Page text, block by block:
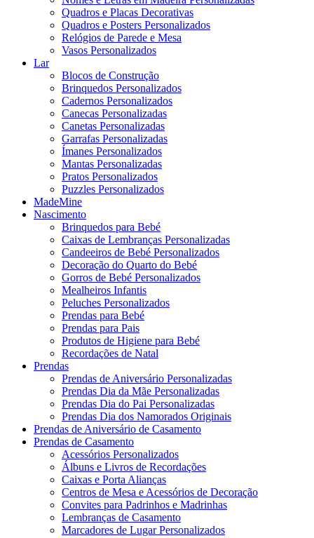
Quadros e Placas Decorativas
Quadros e Posters Personalizados
Relógios de Parede e Mesa
Vasos Personalizados
Lar
Blocos de Construção
Brinquedos Personalizados
Cadernos Personalizados
Canecas Personalizadas
Canetas Personalizadas
Garrafas Personalizadas
Ímanes Personalizados
Mantas Personalizadas
Pratos Personalizados
Puzzles Personalizados
MadeMine
Nascimento
Brinquedos para Bebé
Caixas de Lembranças Personalizadas
Candeeiros de Bebé Personalizados
Decoração do Quarto do Bebé
Gorros de Bebé Personalizados
Mealheiros Infantis
Peluches Personalizados
Prendas para Bebé
Prendas para Pais
Produtos de Higiene para Bebé
Recordações de Natal
Prendas
Prendas de Aniversário Personalizadas
Prendas Dia da Mãe Personalizadas
Prendas Dia do Pai Personalizadas
Prendas Dia dos Namorados Originais
Prendas de Aniversário de Casamento
Prendas de Casamento
Acessórios Personalizados
Álbuns e Livros de Recordações
Caixas e Porta Alianças
Centros de Mesa e Acessórios de Decoração
Convites para Padrinhos e Madrinhas
Lembranças de Casamento
Marcadores de Lugar Personalizados